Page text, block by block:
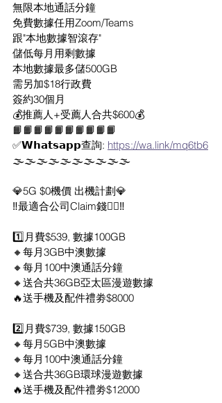
無限本地通話分鐘
免費數據任用Zoom/Teams
跟"本地數據智滾存"
儲低每月用剩數據
本地數據最多儲500GB
需另加$18行政費
簽約30個月
💰推薦人+受薦人合共$600💰
📙📙📙📙📙📙📙📙📙📙
✅𝗪𝗵𝗮𝘁𝘀𝗮𝗽𝗽查詢: https://wa.link/mq6tb6
🌫️🌫️🌫️🌫️🌫️🌫️🌫️🌫️🌫️🌫️
💎5G $0機價 出機計劃💎
‼️最適合公司Claim錢👍🏻‼️
1️⃣月費$539, 數據100GB
🔸每月3GB中澳數據
🔸每月100中澳通話分鐘
🔸送合共36GB亞太區漫遊數據
🔥送手機及配件禮劵$8000
2️⃣月費$739, 數據150GB
🔸每月5GB中澳數據
🔸每月100中澳通話分鐘
🔸送合共36GB環球漫遊數據
🔥送手機及配件禮劵$12000